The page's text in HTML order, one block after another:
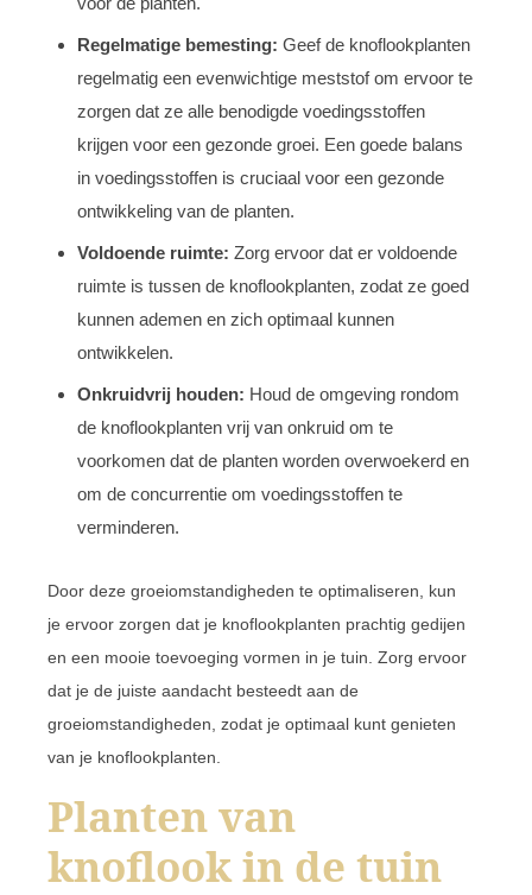
Regelmatige bemesting: Geef de knoflookplanten
regelmatig een evenwichtige meststof om ervoor te
zorgen dat ze alle benodigde voedingsstoffen
krijgen voor een gezonde groei. Een goede balans
in voedingsstoffen is cruciaal voor een gezonde
ontwikkeling van de planten.
Voldoende ruimte: Zorg ervoor dat er voldoende
ruimte is tussen de knoflookplanten, zodat ze goed
kunnen ademen en zich optimaal kunnen
ontwikkelen.
Onkruidvrij houden: Houd de omgeving rondom
de knoflookplanten vrij van onkruid om te
voorkomen dat de planten worden overwoekerd en
om de concurrentie om voedingsstoffen te
verminderen.
Door deze groeiomstandigheden te optimaliseren, kun
je ervoor zorgen dat je knoflookplanten prachtig gedijen
en een mooie toevoeging vormen in je tuin. Zorg ervoor
dat je de juiste aandacht besteedt aan de
groeiomstandigheden, zodat je optimaal kunt genieten
van je knoflookplanten.
Planten van
knoflook in de tuin